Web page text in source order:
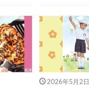
2026年5月2日